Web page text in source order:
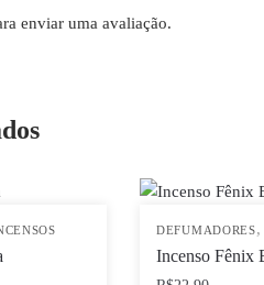
enviar uma avaliação.
DEFUMADORES
Incenso Fênix